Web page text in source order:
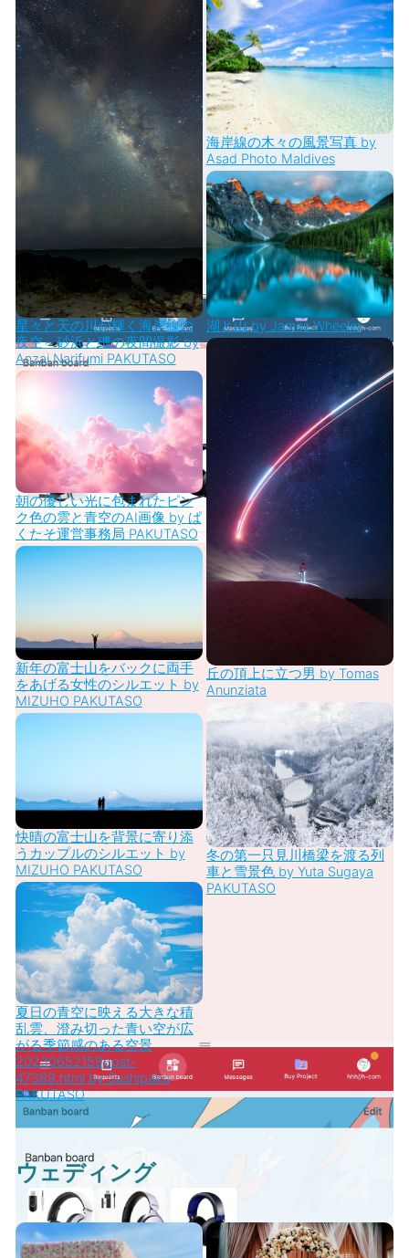
星々と天の川が輝く海岸線の
夜空～砂浜と磯の夜間撮影 by
Anzai Narifumi PAKUTASO
朝の優しい光に包まれたピン
ク色の雲と青空のAI画像 by ぱ
くたそ運営事務局 PAKUTASO
新年の富士山をバックに両手
をあげる女性のシルエット by
MIZUHO PAKUTASO
快晴の富士山を背景に寄り添
うカップルのシルエット by
MIZUHO PAKUTASO
夏日の青空に映える大きな積
乱雲、澄み切った青い空が広
がる季節感のある空景
20230652159post-
47389.html by Sushipaku
PAKUTASO
海岸線の木々の風景写真 by
Asad Photo Maldives
湖と山 by James Wheeler
丘の頂上に立つ男 by Tomas
Anunziata
冬の第一只見川橋梁を渡る列
車と雪景色 by Yuta Sugaya
PAKUTASO
ウェディング